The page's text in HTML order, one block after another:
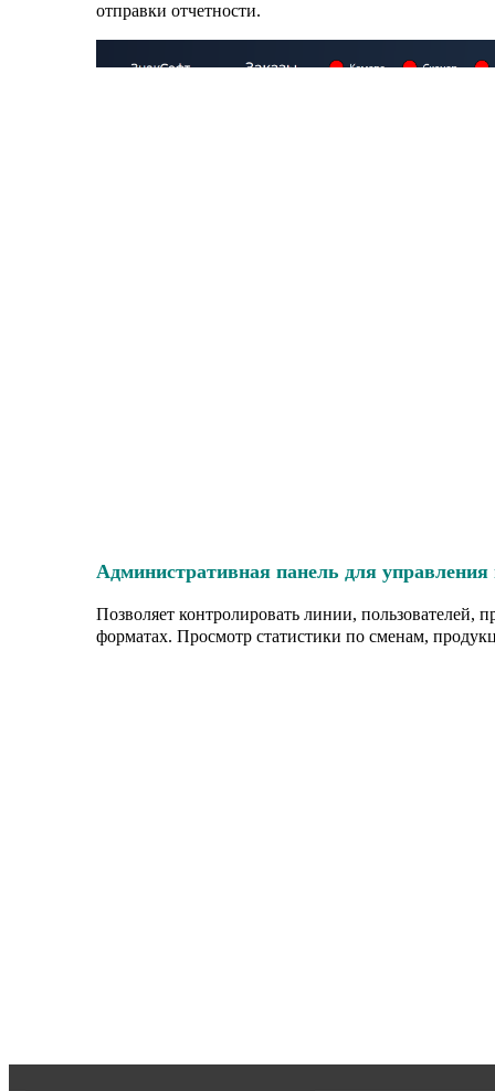
отправки отчетности.
Административная панель для
Позволяет контролировать линии,
форматах. Просмотр статистики по сменам,